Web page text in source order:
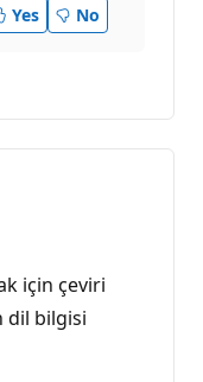
Yes No
için çeviri
dil bilgisi